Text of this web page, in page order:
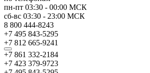
пн-пт 03:30 - 00:00 МСК
сб-вс 03:30 - 23:00 МСК
8 800 444-8243
+7 495 843-5295
+7 812 665-9241
+7 861 332-2184
+7 423 379-9723